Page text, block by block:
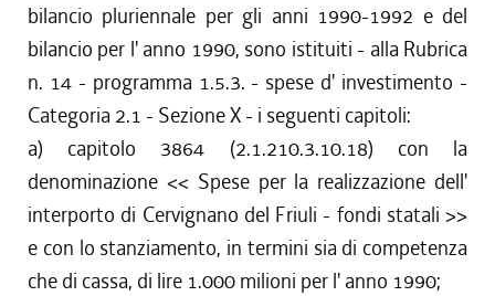
bilancio pluriennale per gli anni 1990-1992 e del
bilancio per l' anno 1990, sono istituiti - alla Rubrica
n. 14 - programma 1.5.3. - spese d' investimento -
Categoria 2.1 - Sezione X - i seguenti capitoli:
a) capitolo 3864 (2.1.210.3.10.18) con la
denominazione << Spese per la realizzazione dell'
interporto di Cervignano del Friuli - fondi statali >>
e con lo stanziamento, in termini sia di competenza
che di cassa, di lire 1.000 milioni per l' anno 1990;